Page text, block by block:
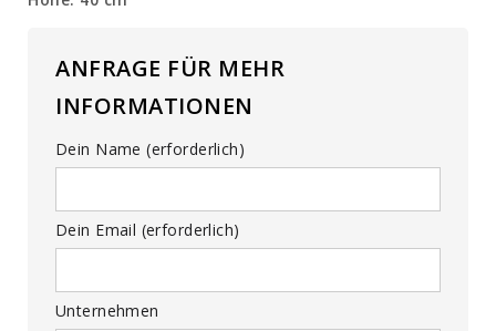
ANFRAGE FÜR MEHR
INFORMATIONEN
Dein Name (erforderlich)
Dein Email (erforderlich)
Unternehmen